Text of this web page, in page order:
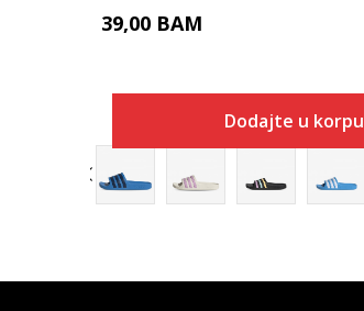
39,00 BAM
Dodajte u korpu